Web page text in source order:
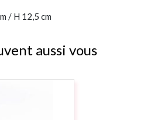
/ H 12,5 cm
aussi vous